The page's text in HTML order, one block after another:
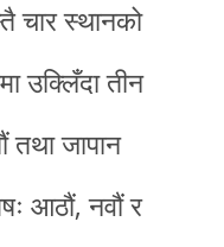
चार स्थानको
उक्लिँदा तीन
तथा जापान
आठौं, नवौं र